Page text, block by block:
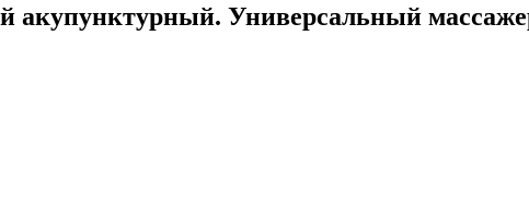
акупунктурный. Универсальный